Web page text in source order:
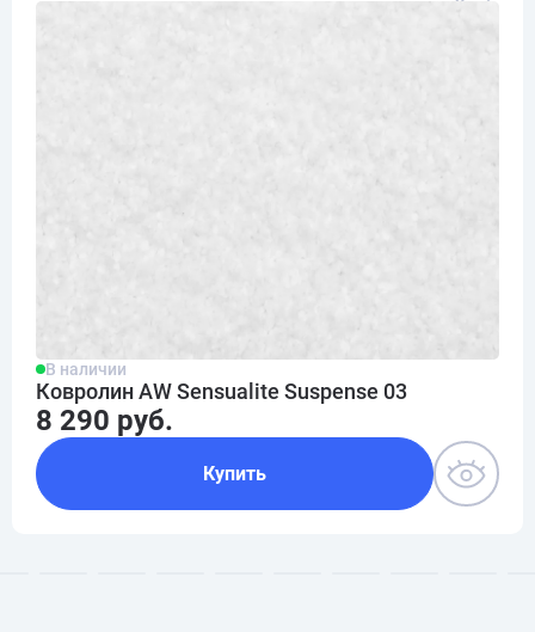
В наличии
Ковролин AW Sensualite Suspense 03
8 290 руб.
Купить